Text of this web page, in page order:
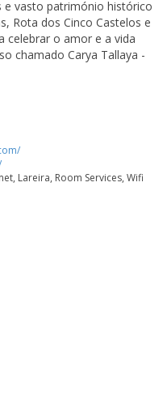
e vasto património histórico
Rota dos Cinco Castelos e
celebrar o amor e a vida
chamado Carya Tallaya -
Lareira, Room Services, Wifi